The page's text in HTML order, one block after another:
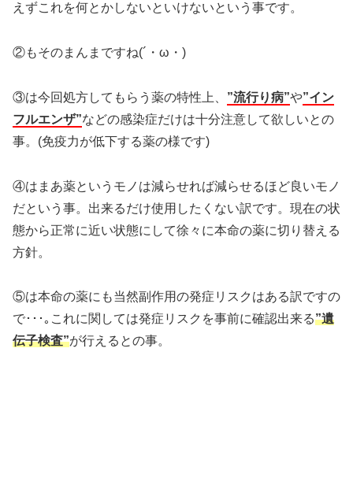
えずこれを何とかしないといけないという事です。
②もそのまんまですね(´・ω・)
③は今回処方してもらう薬の特性上、 ”流行り病”や”イン
フルエンザ”などの感染症だけは十分注意して欲しいとの
事。(免疫力が低下する薬の様です)
④はまあ薬というモノは減らせれば減らせるほど良いモノ
だという事。出来るだけ使用したくない訳です。現在の状
態から正常に近い状態にして徐々に本命の薬に切り替える
方針。
⑤は本命の薬にも当然副作用の発症リスクはある訳ですの
で･･･｡これに関しては発症リスクを事前に確認出来る”遺
伝子検査”が行えるとの事。